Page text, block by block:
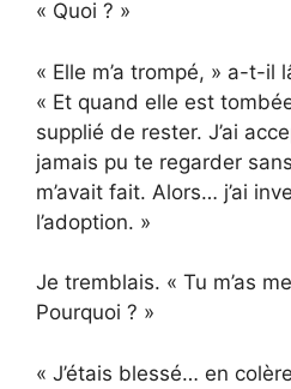
« Quoi ? »
« Elle m’a trompé, » a-t-il
« Et quand elle est
supplié de rester. J’ai
jamais pu te regarder
m’avait fait. Alors… j’ai
l’adoption. »
Je tremblais. « Tu m’as
Pourquoi ? »
« J’étais blessé… en